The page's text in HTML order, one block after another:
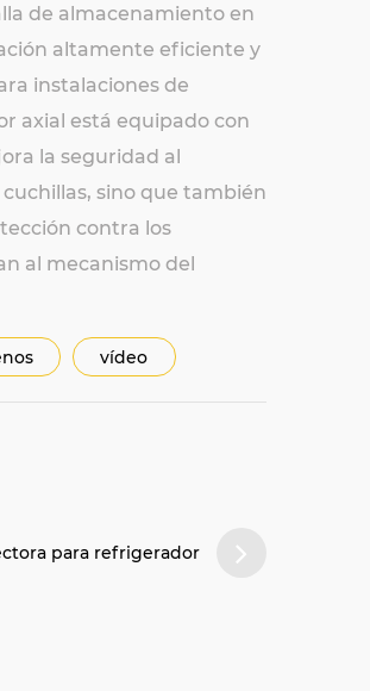
de almacenamiento en
altamente eficiente y
instalaciones de
axial está equipado con
la seguridad al
sino que también
contra los
al mecanismo del
vídeo
para refrigerador